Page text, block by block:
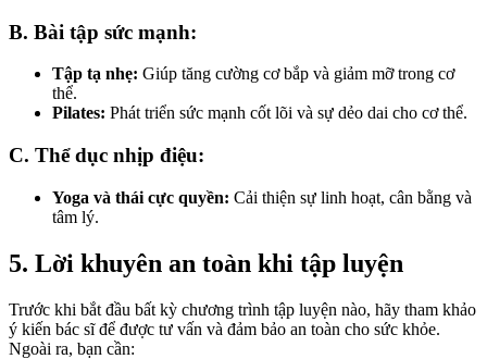
B. Bài tập sức mạnh:
Tập tạ nhẹ: Giúp tăng cường cơ bắp và giảm mỡ trong cơ
thể.
Pilates: Phát triển sức mạnh cốt lõi và sự dẻo dai cho cơ thể.
C. Thể dục nhịp điệu:
Yoga và thái cực quyền: Cải thiện sự linh hoạt, cân bằng và
tâm lý.
5. Lời khuyên an toàn khi tập luyện
Trước khi bắt đầu bất kỳ chương trình tập luyện nào, hãy tham khảo
ý kiến bác sĩ để được tư vấn và đảm bảo an toàn cho sức khỏe.
Ngoài ra, bạn cần: